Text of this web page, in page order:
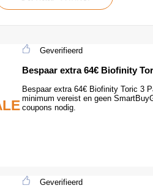
Geverifieerd
Bespaar extra 64€ Biofinity
Bespaar extra 64€ Biofinity Toric 3
minimum vereist en geen
coupons nodig.
Geverifieerd